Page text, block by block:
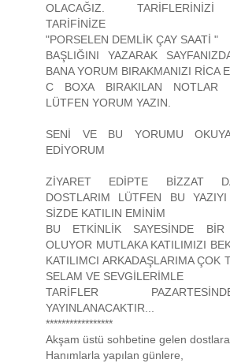
OLACAĞIZ. TARİFLERİNİZİ
TARİFİNİZE
"PORSELEN DEMLİK ÇAY SAATİ "
BAŞLIĞINI YAZARAK
BANA YORUM BIRAKMANIZI RİCA
C BOXA BIRAKILAN NOTLAR
LÜTFEN YORUM YAZIN.
SENİ VE BU YORUMU
EDİYORUM
ZİYARET EDİPTE BİZZAT
DOSTLARIM LÜTFEN BU
SİZDE KATILIN EMİNİM
BU ETKİNLİK SAYESİNDE BİR
OLUYOR MUTLAKA KATILIMIZI
KATILIMCI ARKADAŞLARIMA ÇOK
SELAM VE SEVGİLERİMLE
TARİFLER
YAYINLANACAKTIR...
*****************
Akşam üstü sohbetine gelen dostlara,
Hanımlarla yapılan günlere,